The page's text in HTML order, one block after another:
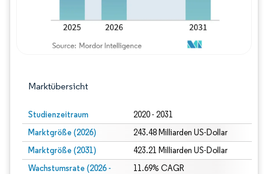
Marktübersicht
Studienzeitraum 2020 - 2031
Marktgröße (2026) 243.48 Milliarden US-Dollar
Marktgröße (2031) 423.21 Milliarden US-Dollar
Wachstumsrate (2026 -
11.69% CAGR